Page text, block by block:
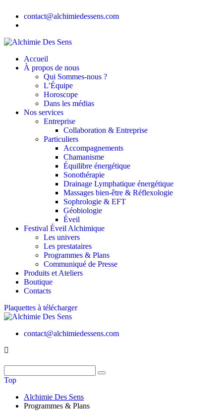
contact@alchimiedessens.com
Accueil
À propos de nous
Qui Sommes-nous ?
L’Équipe
Horoscope
Dans les médias
Nos services
Entreprise
Collaboration & Entreprise
Particuliers
Accompagnements
Chamanisme
Équilibre énergétique
Sonothérapie
Drainage Lymphatique énergétique
Massages bien-être & Réflexologie
Sophrologie & EFT
Géobiologie
Éveil
Festival Éveil Alchimique
Les univers
Les prestataires
Programmes & Plans
Communiqué de Presse
Produits et Ateliers
Boutique
Contacts
Plaquettes à télécharger
contact@alchimiedessens.com
Top
Alchimie Des Sens
Programmes & Plans